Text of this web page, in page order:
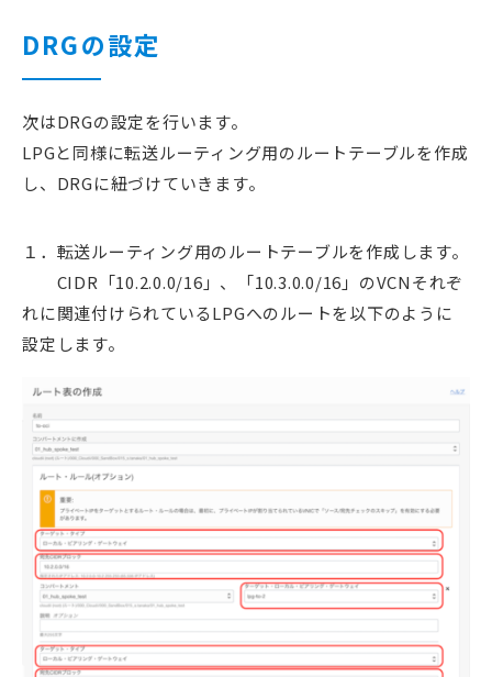
DRGの設定
次はDRGの設定を行います。
LPGと同様に転送ルーティング用のルートテーブルを作成
し、DRGに紐づけていきます。
１．転送ルーティング用のルートテーブルを作成します。
CIDR「10.2.0.0/16」、「10.3.0.0/16」のVCNそれぞ
れに関連付けられているLPGへのルートを以下のように
設定します。